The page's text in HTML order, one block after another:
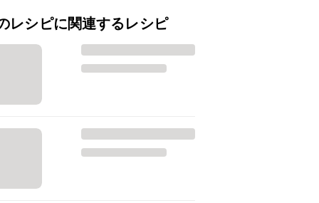
レシピに関連するレシピ